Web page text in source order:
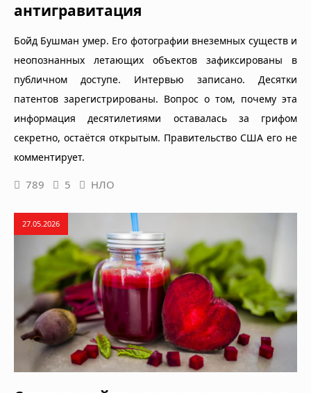
антигравитация
Бойд Бушман умер. Его фотографии внеземных существ и
неопознанных летающих объектов зафиксированы в
публичном доступе. Интервью записано. Десятки
патентов зарегистрированы. Вопрос о том, почему эта
информация десятилетиями оставалась за грифом
секретно, остаётся открытым. Правительство США его не
комментирует.
789 5 НЛО
27.05.2026